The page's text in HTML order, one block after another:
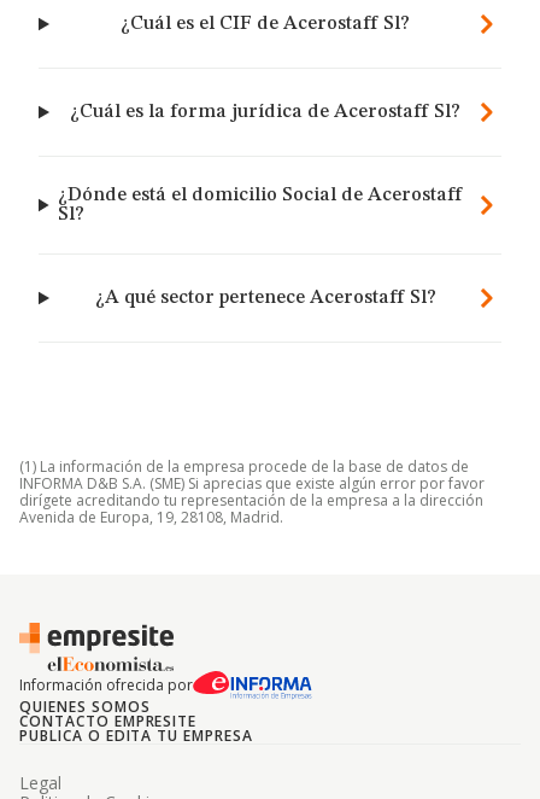
¿Cuál es el CIF de Acerostaff Sl?
¿Cuál es la forma jurídica de Acerostaff Sl?
¿Dónde está el domicilio Social de Acerostaff
Sl?
¿A qué sector pertenece Acerostaff Sl?
(1) La información de la empresa procede de la base de datos de
INFORMA D&B S.A. (SME) Si aprecias que existe algún error por favor
dirígete acreditando tu representación de la empresa a la dirección
Avenida de Europa, 19, 28108, Madrid.
Información ofrecida por
QUIENES SOMOS
CONTACTO EMPRESITE
PUBLICA O EDITA TU EMPRESA
Legal